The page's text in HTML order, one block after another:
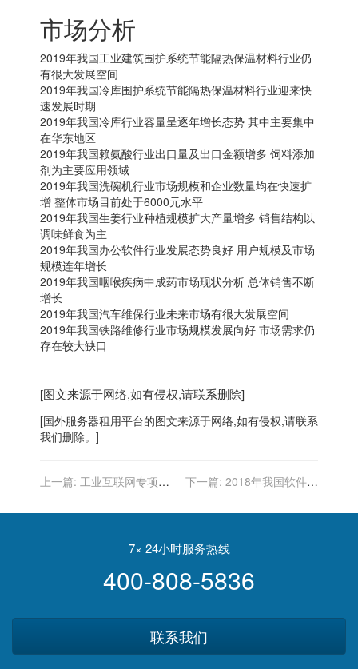
市场分析
2019年我国工业建筑围护系统节能隔热保温材料行业仍
有很大发展空间
2019年我国冷库围护系统节能隔热保温材料行业迎来快
速发展时期
2019年我国冷库行业容量呈逐年增长态势 其中主要集中
在华东地区
2019年我国赖氨酸行业出口量及出口金额增多 饲料添加
剂为主要应用领域
2019年我国洗碗机行业市场规模和企业数量均在快速扩
增 整体市场目前处于6000元水平
2019年我国生姜行业种植规模扩大产量增多 销售结构以
调味鲜食为主
2019年我国办公软件行业发展态势良好 用户规模及市场
规模连年增长
2019年我国咽喉疾病中成药市场现状分析 总体销售不断
增长
2019年我国汽车维保行业未来市场有很大发展空间
2019年我国铁路维修行业市场规模发展向好 市场需求仍
存在较大缺口
[图文来源于网络,如有侵权,请联系删除]
[国外服务器租用平台的图文来源于网络,如有侵权,请联系
我们删除。]
上一篇: 工业互联网专项工
互联网专项工作组2020年工
下一篇: 2018年我国软件行
策法规
7× 24小时服务热线
400-808-5836
联系我们